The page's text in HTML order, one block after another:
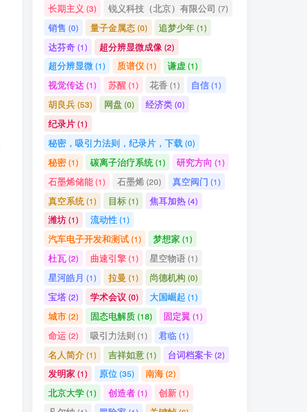
长期主义 (3) 锐义科技（北京）有限公司 (7)
销售 (0) 量子金属态(0) 追梦少年(1)
达芬奇(1) 超分辨显微成像 (2)
超分辨显微(1) 质谱仪 (1) 谦虚(1)
视觉传达(1) 苏醒 (1) 花香 (1) 自信(1)
胡良兵(53) 网盘 (0) 经济类(0)
纪录片(1)
秘密，吸引力法则，纪录片，下载(0)
秘密(1) 碳离子治疗系统(1) 研究方向 (1)
石墨烯储能(1) 石墨烯(20) 真空阀门 (1)
真空系统(1) 目标(1) 焦耳加热(4)
潍坊(1) 流动性 (1)
汽车电子开发和测试(1) 梦想家 (1)
杜瓦(2) 曲速引擎(1) 星空物语(1)
星河皓月 (1) 拉曼 (1) 尚德机构 (0)
宝塔(2) 学术会议 (0) 大国崛起 (1)
城市(2) 固态电解质(18) 固定翼(1)
命运(2) 吸引力法则 (1) 君临(1)
名人简介(1) 吉祥如意(1) 台词档案卡(2)
发明家 (1) 原位 (35) 南海(2)
北京大学(1) 创造者(1) 创新(1)